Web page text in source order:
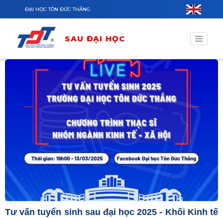
Nhảy đến nội dung
ĐẠI HỌC TÔN ĐỨC THẮNG
SAU ĐẠI HỌC
Tư vấn tuyển sinh sau đại học 2025 - Khối Kinh tế